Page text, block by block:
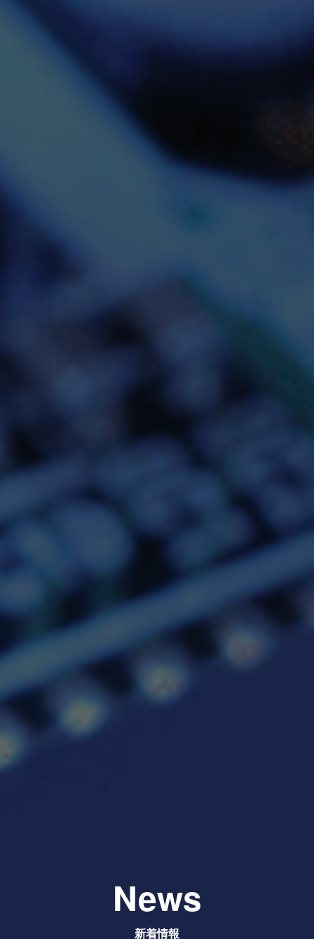
News
新着情報